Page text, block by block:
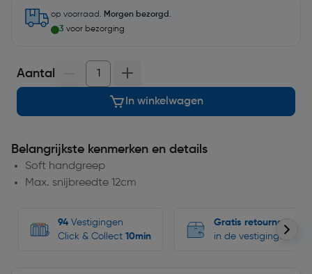
op voorraad. Morgen bezorgd .
3 voor bezorging
Aantal
In winkelwagen
Belangrijkste kenmerken en details
Soft handgreep
Max. snijbreedte 12cm
94 Vestigingen
Click & Collect 10min
Gratis retourneren
in de vestigingen